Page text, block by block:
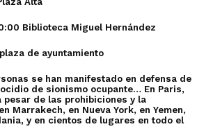
Biblioteca Miguel Hernández
de ayuntamiento
se han manifestado en defensa de
de sionismo ocupante… En Paris,
pesar de las prohibiciones y la
Marrakech, en Nueva York, en Yemen,
y en cientos de lugares en todo el